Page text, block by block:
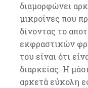
διαμορφώνει
μικροΐνες που
δίνοντας το
εκφραστικών
του είναι ότι
διαρκείας. Η
αρκετά εύκολη